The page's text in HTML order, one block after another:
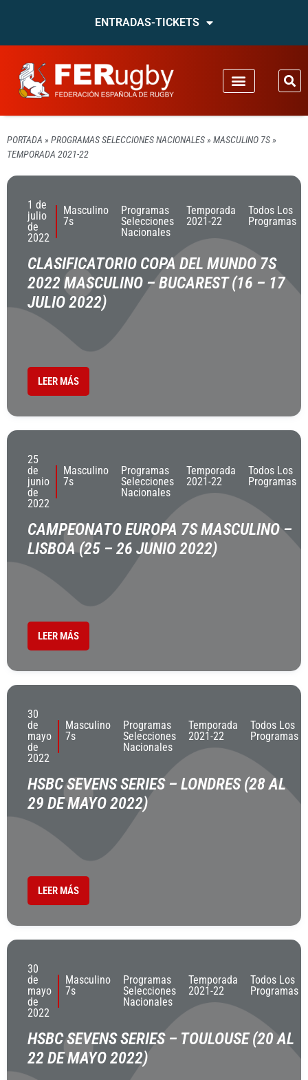
ENTRADAS-TICKETS
PORTADA » PROGRAMAS SELECCIONES NACIONALES» MASCULINO 7S»
TEMPORADA 2021-22
1 de
julio
de
2022
Masculino
7s
Programas
Selecciones
Nacionales
Temporada
2021-22
Todos Los
Programas
CLASIFICATORIO COPA DEL MUNDO 7S
2022 MASCULINO – BUCAREST (16 – 17
JULIO 2022)
LEER MÁS
25
de
junio
de
2022
Masculino
7s
Programas
Selecciones
Nacionales
Temporada
2021-22
Todos Los
Programas
CAMPEONATO EUROPA 7S MASCULINO –
LISBOA (25 – 26 JUNIO 2022)
LEER MÁS
30
de
mayo
de
2022
Masculino
7s
Programas
Selecciones
Nacionales
Temporada
2021-22
Todos Los
Programas
HSBC SEVENS SERIES – LONDRES (28 AL
29 DE MAYO 2022)
LEER MÁS
30
de
mayo
de
2022
Masculino
7s
Programas
Selecciones
Nacionales
Temporada
2021-22
Todos Los
Programas
HSBC SEVENS SERIES – TOULOUSE (20 AL
22 DE MAYO 2022)